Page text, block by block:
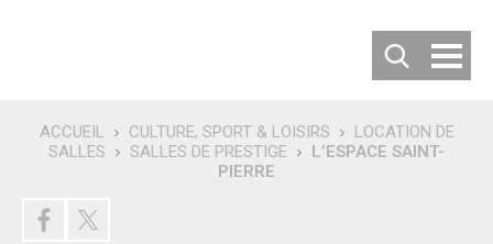
DÉCOUVRIR SENLIS
Villes jumelées
Les villes jumelées
Recherche
ACCUEIL CULTURE, SPORT & LOISIRS
LOCATION DE
SALLES
SALLES DE PRESTIGE
L’ESPACE SAINT-
PIERRE